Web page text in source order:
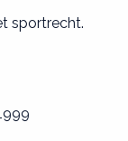
sportrecht.